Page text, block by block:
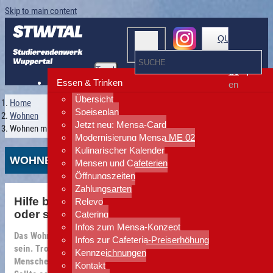
Skip to main content
Toggle
navigation
Essen & Trinken
Übersicht
Speiseplan
Jetzt neu: Mensa-Card
Modernisierung Mensa ME 02
Kulinarischer Kalender
Mensen und Cafeterien
Öffnungszeiten
Zahlungsarten
Relevo
Catering
Infos zum Mensa-Konzept
Infos zur Cafeteria-Preiserhöhung
Kennzeichnungen
Kontakt
QUICKLINKS
de
en
Home
Wohnen
Wohnen mit Respekt
WOHNEN MIT RESPEKT
Hilfe bei grenzüberschreitendem Verhalten
oder sexueller Belästigung
Das Wohnen im Wohnheim soll für alle sicher und respektvoll
sein. Trotzdem kann es Situationen geben, in denen sich
Menschen unwohl, bedrängt oder grenzüberschritten fühlen.